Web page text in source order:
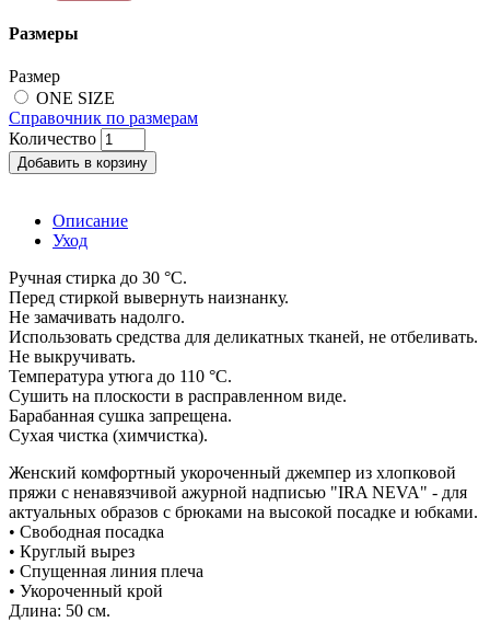
Размеры
Размер
ONE SIZE
Справочник по размерам
Количество
Добавить в корзину
Описание
Уход
Ручная стирка до 30 °C.
Перед стиркой вывернуть наизнанку.
Не замачивать надолго.
Использовать средства для деликатных тканей, не отбеливать.
Не выкручивать.
Температура утюга до 110 °C.
Сушить на плоскости в расправленном виде.
Барабанная сушка запрещена.
Сухая чистка (химчистка).
Женский комфортный укороченный джемпер из хлопковой
пряжи с ненавязчивой ажурной надписью "IRA NEVA" - для
актуальных образов с брюками на высокой посадке и юбками.
• Свободная посадка
• Круглый вырез
• Спущенная линия плеча
• Укороченный крой
Длина: 50 см.